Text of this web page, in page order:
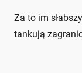
Za to im
tankują